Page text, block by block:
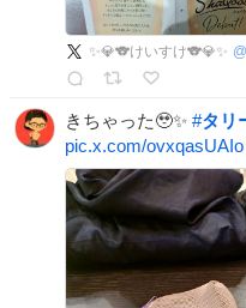
✨💎🐨けいすけ🐨💎✨ @
きちゃった🥹✨ #タリ
pic.x.com/ovxqasUAIo